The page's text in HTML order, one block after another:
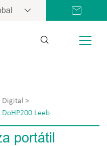
Leeb
portátil